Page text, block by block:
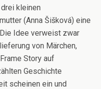
kleinen
(Anna Šišková) eine
Idee verweist zwar
von Märchen,
Story auf
Geschichte
scheinen ein und